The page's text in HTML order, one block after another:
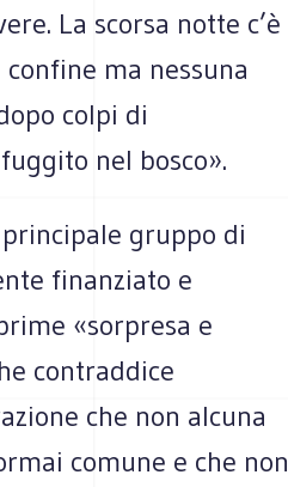
La scorsa notte c’è
ma nessuna
colpi di
nel bosco».
gruppo di
finanziato e
«sorpresa e
contraddice
che non alcuna
comune e che non